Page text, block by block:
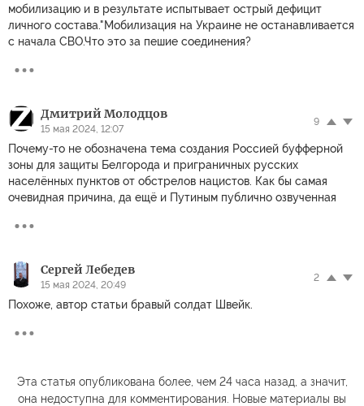
мобилизацию и в результате испытывает острый дефицит
личного состава."Мобилизация на Украине не останавливается
с начала СВО.Что это за пешие соединения?
Дмитрий Молодцов
15 мая 2024, 12:07
9
Почему-то не обозначена тема создания Россией буфферной
зоны для защиты Белгорода и приграничных русских
населённых пунктов от обстрелов нацистов. Как бы самая
очевидная причина, да ещё и Путиным публично озвученная
Сергей Лебедев
15 мая 2024, 20:49
2
Похоже, автор статьи бравый солдат Швейк.
Эта статья опубликована более, чем 24 часа назад, а значит,
она недоступна для комментирования. Новые материалы вы